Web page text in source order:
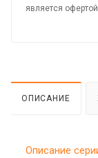
является офертой
ОПИСАНИЕ
Описание